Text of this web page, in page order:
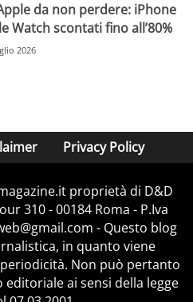
da non perdere: iPhone
Watch scontati fino all’80%
2026
Privacy Policy
proprietà di D&D
310 - 00184 Roma - P.Iva
- Questo blog
in quanto viene
Non può pertanto
ai sensi della legge